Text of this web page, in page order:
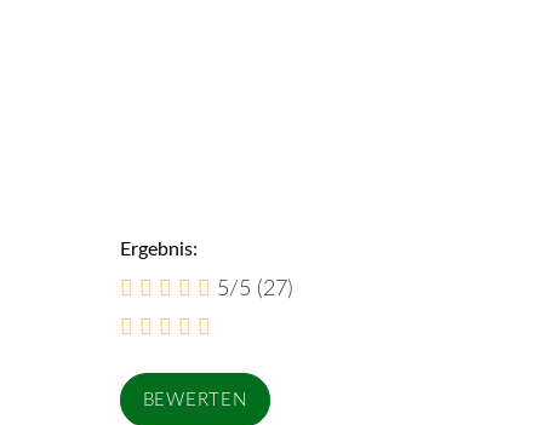
Ergebnis:
5/5 (27)